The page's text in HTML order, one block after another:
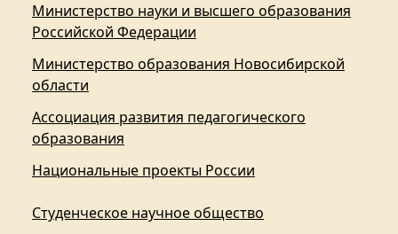
Министерство науки и высшего образования
Российской Федерации
Министерство образования Новосибирской
области
Ассоциация развития педагогического
образования
Национальные проекты России
Студенческое научное общество